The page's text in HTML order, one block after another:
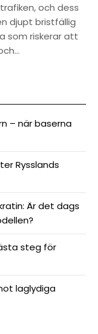
och dess
djupt bristfällig
som riskerar att
– när baserna
Rysslands
Är det dags
steg för
laglydiga